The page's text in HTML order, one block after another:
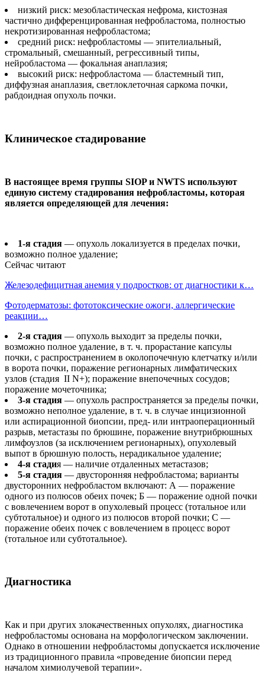
низкий риск: мезобластическая нефрома, кистозная
частично дифференцированная нефробластома, полностью
некротизированная нефробластома;
средний риск: нефробластомы — эпителиальный,
стромальный, смешанный, регрессивный типы,
нейробластома — фокальная анаплазия;
высокий риск: нефробластома — бластемный тип,
диффузная анаплазия, светлоклеточная саркома почки,
рабдоидная опухоль почки.
Клиническое стадирование
В настоящее время группы SIOP и NWTS используют
единую систему стадирования нефробластомы, которая
является определяющей для лечения:
1-я стадия — опухоль локализуется в пределах почки,
возможно полное удаление;
Сейчас читают
Железодефицитная анемия у подростков: от диагностики к…
Фотодерматозы: фототоксические ожоги, аллергические
реакции…
2-я стадия — опухоль выходит за пределы почки,
возможно полное удаление, в т. ч. прорастание капсулы
почки, с распространением в околопочечную клетчатку и/или
в ворота почки, поражение регионарных лимфатических
узлов (стадия II N+); поражение внепочечных сосудов;
поражение мочеточника;
3-я стадия — опухоль распространяется за пределы почки,
возможно неполное удаление, в т. ч. в случае инцизионной
или аспирационной биопсии, пред- или интраоперационный
разрыв, метастазы по брюшине, поражение внутрибрюшных
лимфоузлов (за исключением регионарных), опухолевый
выпот в брюшную полость, нерадикальное удаление;
4-я стадия — наличие отдаленных метастазов;
5-я стадия — двусторонняя нефробластома; варианты
двусторонних нефробластом включают: А — поражение
одного из полюсов обеих почек; Б — поражение одной почки
с вовлечением ворот в опухолевый процесс (тотальное или
субтотальное) и одного из полюсов второй почки; С —
поражение обеих почек с вовлечением в процесс ворот
(тотальное или субтотальное).
Диагностика
Как и при других злокачественных опухолях, диагностика
нефробластомы основана на морфологическом заключении.
Однако в отношении нефробластомы допускается исключение
из традиционного правила «проведение биопсии перед
началом химиолучевой терапии».